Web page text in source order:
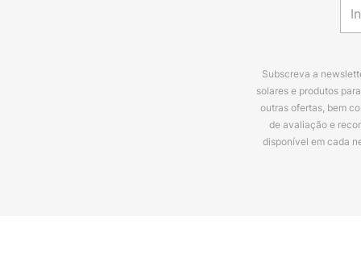
Subscreva a
solares e produtos
outras ofertas, bem
de avaliação e
disponível em cada